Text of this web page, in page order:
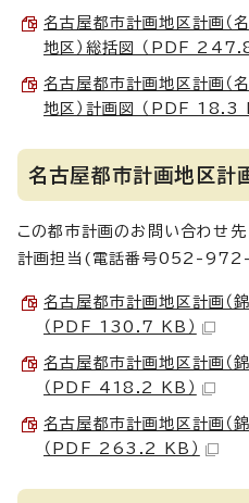
名古屋都市計画地区計画（
地区）総括図 （PDF
名古屋都市計画地区計画（
地区）計画図 （PDF 18.3
名古屋都市計画地区計
この都市計画のお問い合わせ
計画担当(電話番号052-
名古屋都市計画地区計画（
（PDF 130.7 KB）
名古屋都市計画地区計画（
（PDF 418.2 KB）
名古屋都市計画地区計画（
（PDF 263.2 KB）